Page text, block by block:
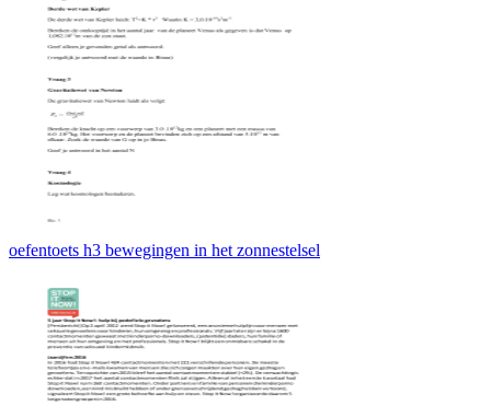
oefentoets h3 bewegingen in het zonnestelsel